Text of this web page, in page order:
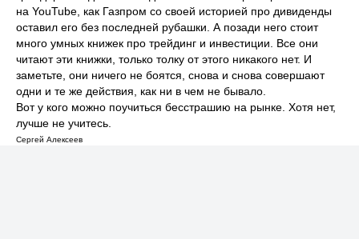
на YouTube, как Газпром со своей историей про дивиденды
оставил его без последней рубашки. А позади него стоит
много умных книжек про трейдинг и инвестиции. Все они
читают эти книжки, только толку от этого никакого нет. И
заметьте, они ничего не боятся, снова и снова совершают
одни и те же действия, как ни в чем не бывало.
Вот у кого можно поучиться бесстрашию на рынке. Хотя нет,
лучше не учитесь.
Сергей Алексеев